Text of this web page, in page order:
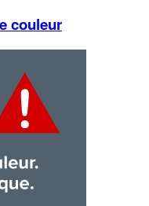
couleur